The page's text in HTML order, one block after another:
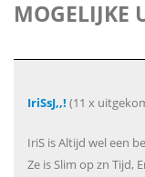
MOGELIJKE
IriSsJ,,! (11 x
IriS is Altijd wel een
Ze is Slim op zn Tijd,